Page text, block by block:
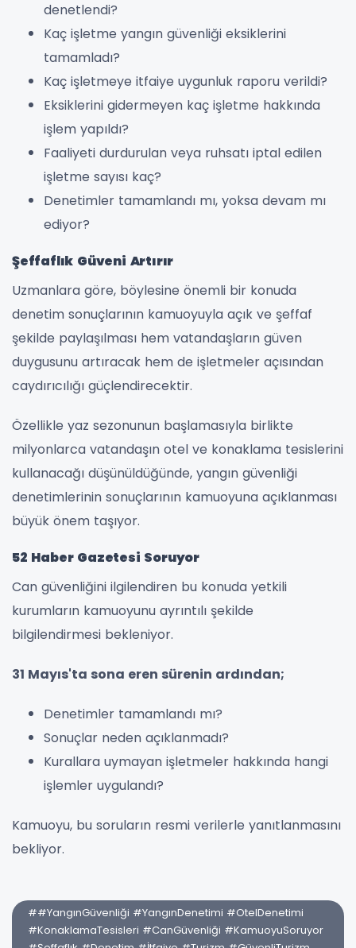
denetlendi?
Kaç işletme yangın güvenliği eksiklerini
tamamladı?
Kaç işletmeye itfaiye uygunluk raporu verildi?
Eksiklerini gidermeyen kaç işletme hakkında
işlem yapıldı?
Faaliyeti durdurulan veya ruhsatı iptal edilen
işletme sayısı kaç?
Denetimler tamamlandı mı, yoksa devam mı
ediyor?
Şeffaflık Güveni Artırır
Uzmanlara göre, böylesine önemli bir konuda
denetim sonuçlarının kamuoyuyla açık ve şeffaf
şekilde paylaşılması hem vatandaşların güven
duygusunu artıracak hem de işletmeler açısından
caydırıcılığı güçlendirecektir.
Özellikle yaz sezonunun başlamasıyla birlikte
milyonlarca vatandaşın otel ve konaklama tesislerini
kullanacağı düşünüldüğünde, yangın güvenliği
denetimlerinin sonuçlarının kamuoyuna açıklanması
büyük önem taşıyor.
52 Haber Gazetesi Soruyor
Can güvenliğini ilgilendiren bu konuda yetkili
kurumların kamuoyunu ayrıntılı şekilde
bilgilendirmesi bekleniyor.
31 Mayıs'ta sona eren sürenin ardından;
Denetimler tamamlandı mı?
Sonuçlar neden açıklanmadı?
Kurallara uymayan işletmeler hakkında hangi
işlemler uygulandı?
Kamuoyu, bu soruların resmi verilerle yanıtlanmasını
bekliyor.
##YangınGüvenliği #YangınDenetimi #OtelDenetimi
#KonaklamaTesisleri #CanGüvenliği #KamuoyuSoruyor